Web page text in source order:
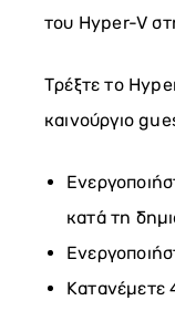
του Hyper-V
Τρέξτε το
καινούργιο
κατά τη
Κατανέμετε